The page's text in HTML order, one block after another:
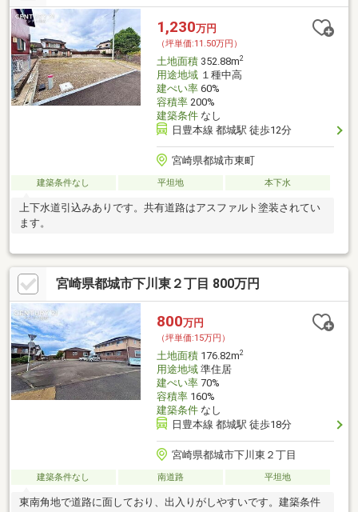
1,230万円
（坪単価:11.50万円）
土地面積352.88m2
用途地域１種中高
建ぺい率60%
容積率200%
建築条件なし
日豊本線 都城駅 徒歩12分
宮崎県都城市東町
建築条件なし 平坦地 本下水
上下水道引込みありです。共有道路はアスファルト塗装されてい
ます。
宮崎県都城市下川東２丁目 800万円
800万円
（坪単価:15万円）
土地面積176.82m2
用途地域準住居
建ぺい率70%
容積率160%
建築条件なし
日豊本線 都城駅 徒歩18分
宮崎県都城市下川東２丁目
建築条件なし 南道路 平坦地
東南角地で道路に面しており、出入りがしやすいです。建築条件